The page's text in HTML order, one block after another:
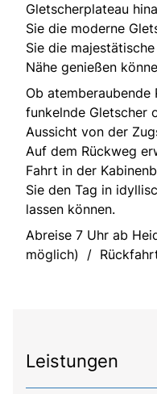
Gletscherplateau
Sie die moderne
Sie die
Nähe genießen
Ob atemberaubende
funkelnde Gletscher
Aussicht von der
Auf dem Rückweg
Fahrt in der
Sie den Tag in
lassen können.
Abreise 7 Uhr ab
möglich) /
Leistungen